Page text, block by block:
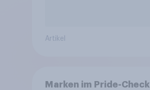
Artikel
Marken im Pride-Check